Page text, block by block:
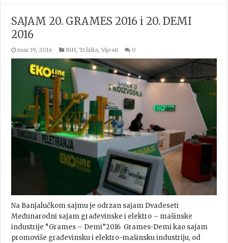
SAJAM 20. GRAMES 2016 i 20. DEMI
2016
mar 19, 2016 BiH ,Tržišta ,Vijesti 0
Na Banjalučkom sajmu je odrzan sajam Dvadeseti
Međunarodni sajam građevinske i elektro – mašinske
industrije “Grames – Demi”2016 Grames-Demi kao sajam
promoviše građevinsku i elektro-mašinsku industriju, od